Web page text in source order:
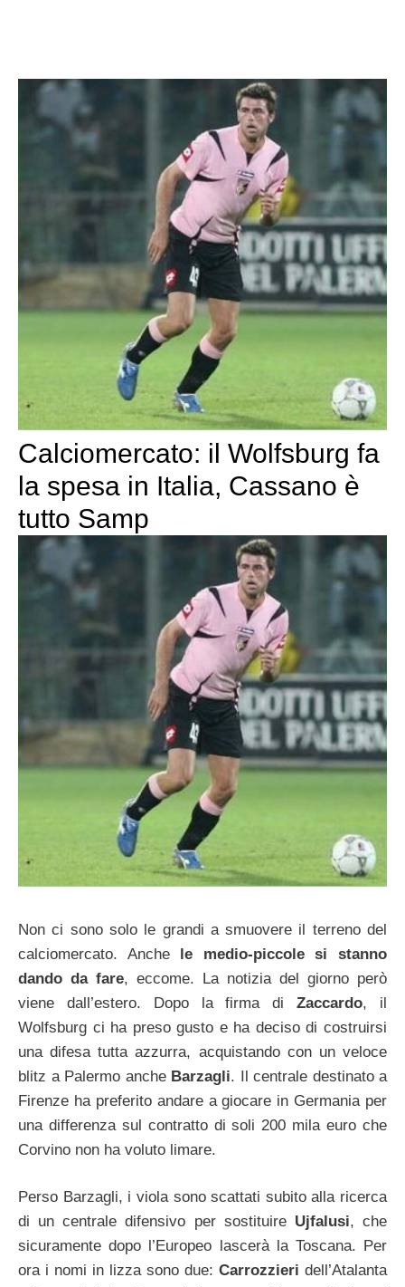
Calciomercato: il Wolfsburg fa
la spesa in Italia, Cassano è
tutto Samp
Non ci sono solo le grandi a smuovere il terreno del
calciomercato. Anche le medio-piccole si stanno
dando da fare, eccome. La notizia del giorno però
viene dall’estero. Dopo la firma diZaccardo, il
Wolfsburg ci ha preso gusto e ha deciso di costruirsi
una difesa tutta azzurra, acquistando con un veloce
blitz a Palermo anche Barzagli. Il centrale destinato a
Firenze ha preferito andare a giocare in Germania per
una differenza sul contratto di soli 200 mila euro che
Corvino non ha voluto limare.
Perso Barzagli, i viola sono scattati subito alla ricerca
di un centrale difensivo per sostituire Ujfalusi, che
sicuramente dopo l’Europeo lascerà la Toscana. Per
ora i nomi in lizza sono due: Carrozzieri dell’Atalanta